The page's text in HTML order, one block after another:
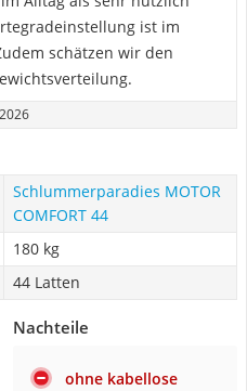
ist im
schätzen wir den
Schlummerparadies MOTOR
COMFORT 44
180 kg
44 Latten
Nachteile
ohne kabellose